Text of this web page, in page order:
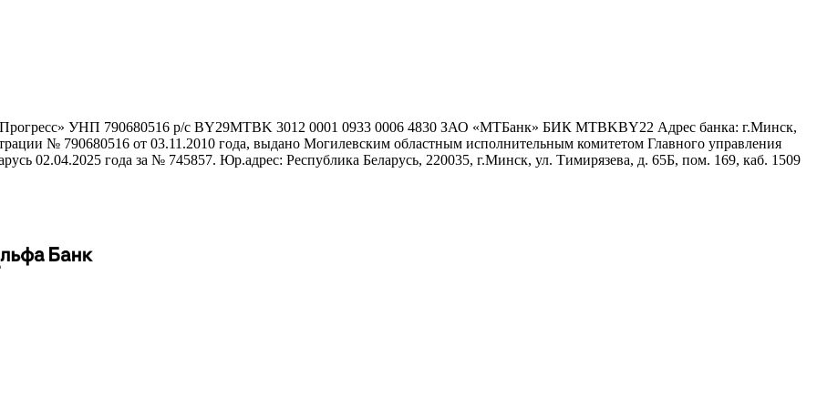
УНП 790680516 р/с BY29MTBK 3012 0001 0933 0006 4830 ЗАО «МТБанк» БИК MTBKBY22 Адрес банка: г.Минск,
№ 790680516 от 03.11.2010 года, выдано Могилевским областным исполнительным комитетом Главного управления
02.04.2025 года за № 745857. Юр.адрес: Республика Беларусь, 220035, г.Минск, ул. Тимирязева, д. 65Б, пом. 169, каб. 1509